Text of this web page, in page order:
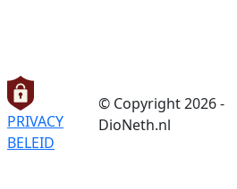
PRIVACY
BELEID
© Copyright 2026 -
DioNeth.nl